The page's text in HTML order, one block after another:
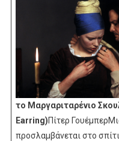
το Μαργαριταρένιο
Earring)Πίτερ
προσλαμβάνεται στο